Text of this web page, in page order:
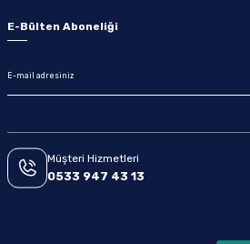
E-Bülten Aboneliği
Müşteri Hizmetleri
0533 947 43 13